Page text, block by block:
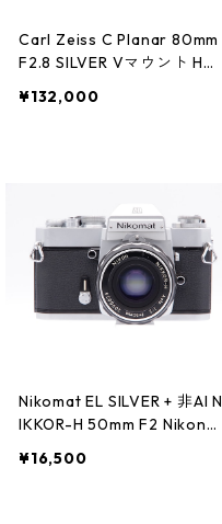
Carl Zeiss C Planar 80mm
F2.8 SILVER Vマウント HAS
¥132,000
Nikomat EL SILVER + 非AI N
IKKOR-H 50mm F2 Nikon
¥16,500